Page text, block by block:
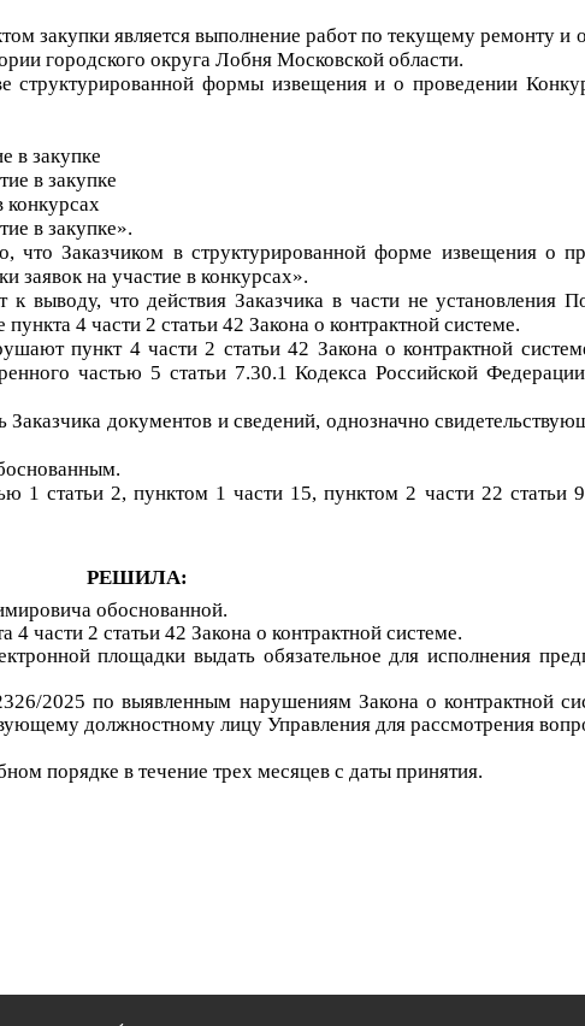
закупки является выполнение работ по текущему ремонту и
городского округа Лобня Московской области.
структурированной формы извещения и о проведении
в закупке
в закупке
конкурсах
в закупке».
что Заказчиком в структурированной форме извещения о
заявок на участие в конкурсах».
выводу, что действия Заказчика в части не установления
4 части 2 статьи 42 Закона о контрактной системе.
пункт 4 части 2 статьи 42 Закона о контрактной
частью 5 статьи 7.30.1 Кодекса Российской
документов и сведений, однозначно
1 статьи 2,пунктом 1 части 15,пунктом 2 части 22 статьи
РЕШИЛА:
а обоснованной.
4 части2 статьи42 Закона о контрактной системе.
площадки выдать обязательное для исполнения
/2025 по выявленным нарушениям Закона о контрактной
должностному лицу Управления для рассмотрения
порядке в течение трех месяцев с даты принятия.